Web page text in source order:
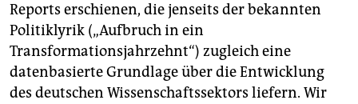
epaper login
Reports erschienen, die jenseits der bekannten
Politiklyrik („Aufbruch in ein
Transformationsjahrzehnt“) zugleich eine
datenbasierte Grundlage über die Entwicklung
des deutschen Wissenschaftssektors liefern. Wir